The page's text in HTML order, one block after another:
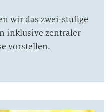
wir das zwei-stufige
inklusive zentraler
vorstellen.